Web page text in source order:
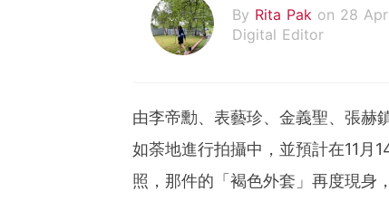
By Rita Pak on 28
Digital Editor
由李帝勳、表藝珍、金義聖、張赫
如荼地進行拍攝中，並預計在11月
照，那件的「褐色外套」再度現身